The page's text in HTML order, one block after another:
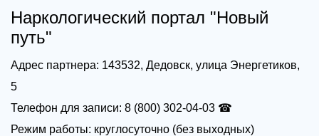
Наркологический портал "Новый
путь"
Адрес партнера: 143532, Дедовск, улица Энергетиков,
5
Телефон для записи: 8 (800) 302-04-03 ☎
Режим работы: круглосуточно (без выходных)